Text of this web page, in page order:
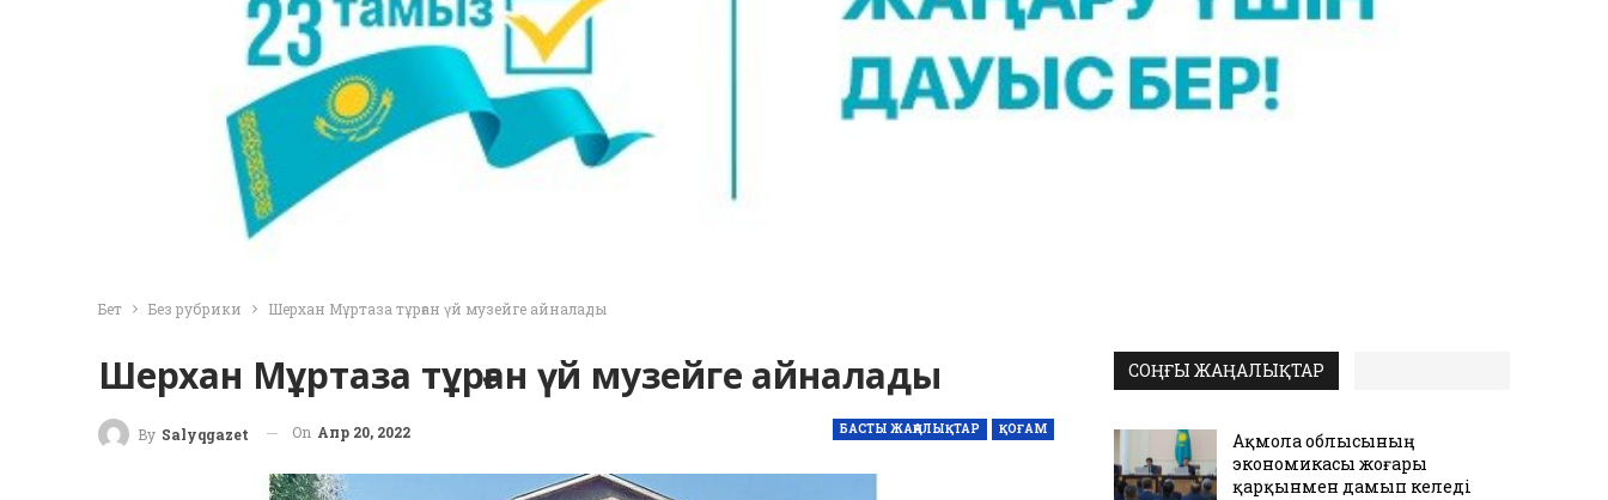
Бет Без рубрики Шерхан Мұртаза тұрған үй музейге айналады
Шерхан Мұртаза тұрған үй музейге айналады
БАСТЫ ЖАҢАЛЫҚТАР ҚОҒАМ
By Salyqgazet On Апр 20, 2022
СОҢҒЫ ЖАҢАЛЫҚТАР
Ақмола облысының
экономикасы жоғары
қарқынмен дамып келеді